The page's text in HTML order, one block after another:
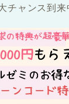
チャンス到来